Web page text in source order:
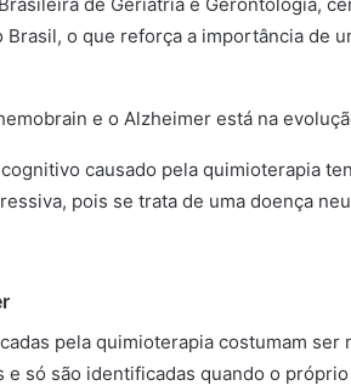
Brasil, o que reforça a importância de
e o Alzheimer está na
causado pela quimioterapia
pois se trata de uma doença
pela quimioterapia costumam ser
só são identificadas quando o